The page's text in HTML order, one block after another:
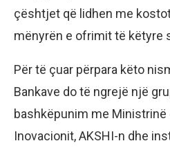
çështjet që lidhen me
mënyrën e ofrimit të këtyre
Për të çuar përpara këto
Bankave do të ngrejë një
bashkëpunim me Ministrinë
Inovacionit, AKSHI-n dhe